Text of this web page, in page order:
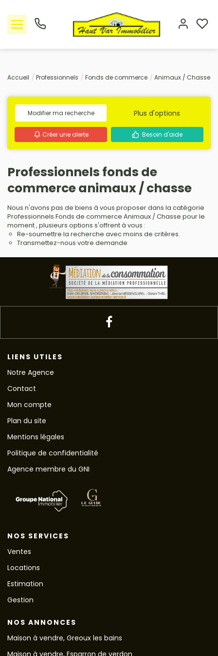
Nos offres
L'Agence
Rejoindre le groupement
Avis clients
Estimation
Avis clients
Accueil Professionnels Fonds de commerce Animaux / Chasse
Modifier ma recherche Plus d'options
Créer une alerte Besoin d'aide
Professionnels fonds de
commerce animaux / chasse
Nous n'avons pas de biens à vous proposer dans la catégorie
Professionnels Fonds de commerce Animaux / Chasse pour le
moment , plusieurs options s'offrent à vous :
Re-soumettre la recherche avec moins de critères.
Transmettez-nous votre demande
LIENS UTILES
Notre Agence
Contact
Mon compte
Plan du site
Mentions légales
Politique de confidentialité
Agence membre du GNI
NOS SERVICES
Ventes
Locations
Estimation
Gestion
NOS ANNONCES
Maison à vendre, Greoux les bains
Maison à vendre, Esparron de verdon